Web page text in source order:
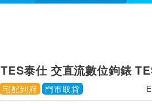
TES泰仕 交直流數位鉤錶
宅配到府 門市取貨